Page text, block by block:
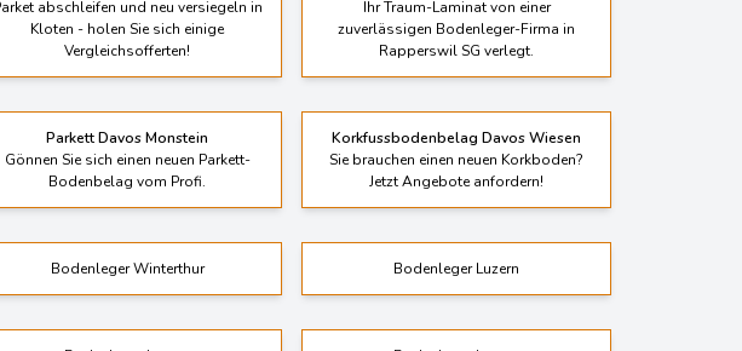
Parkettboden Kloten
Parket abschleifen und neu versiegeln in
Kloten - holen Sie sich einige
Vergleichsofferten!
Laminat Rapperswil SG
Ihr Traum-Laminat von einer
zuverlässigen Bodenleger-Firma in
Rapperswil SG verlegt.
Parkett Davos Monstein
Gönnen Sie sich einen neuen Parkett-
Bodenbelag vom Profi.
Korkfussbodenbelag Davos Wiesen
Sie brauchen einen neuen Korkboden?
Jetzt Angebote anfordern!
Bodenleger Winterthur Bodenleger Luzern